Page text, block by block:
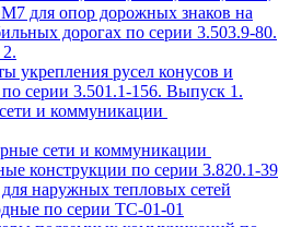
для опор дорожных знаков на
дорогах по серии 3.503.9-80.
укрепления русел конусов и
по серии 3.501.1-156. Выпуск 1.
и коммуникации
сети и коммуникации
конструкции по серии 3.820.1-39
наружных тепловых сетей
по серии ТС-01-01